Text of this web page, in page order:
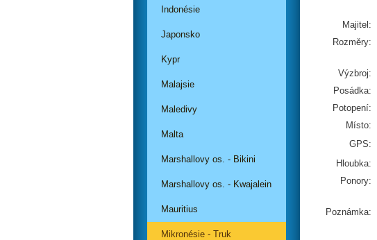
Majitel:
Rozměry:
Výzbroj:
Posádka:
Potopení:
Místo:
GPS:
Hloubka:
Ponory:
Poznámka:
Indonésie
Japonsko
Kypr
Malajsie
Maledivy
Malta
Marshallovy os. - Bikini
Marshallovy os. - Kwajalein
Mauritius
Mikronésie - Truk